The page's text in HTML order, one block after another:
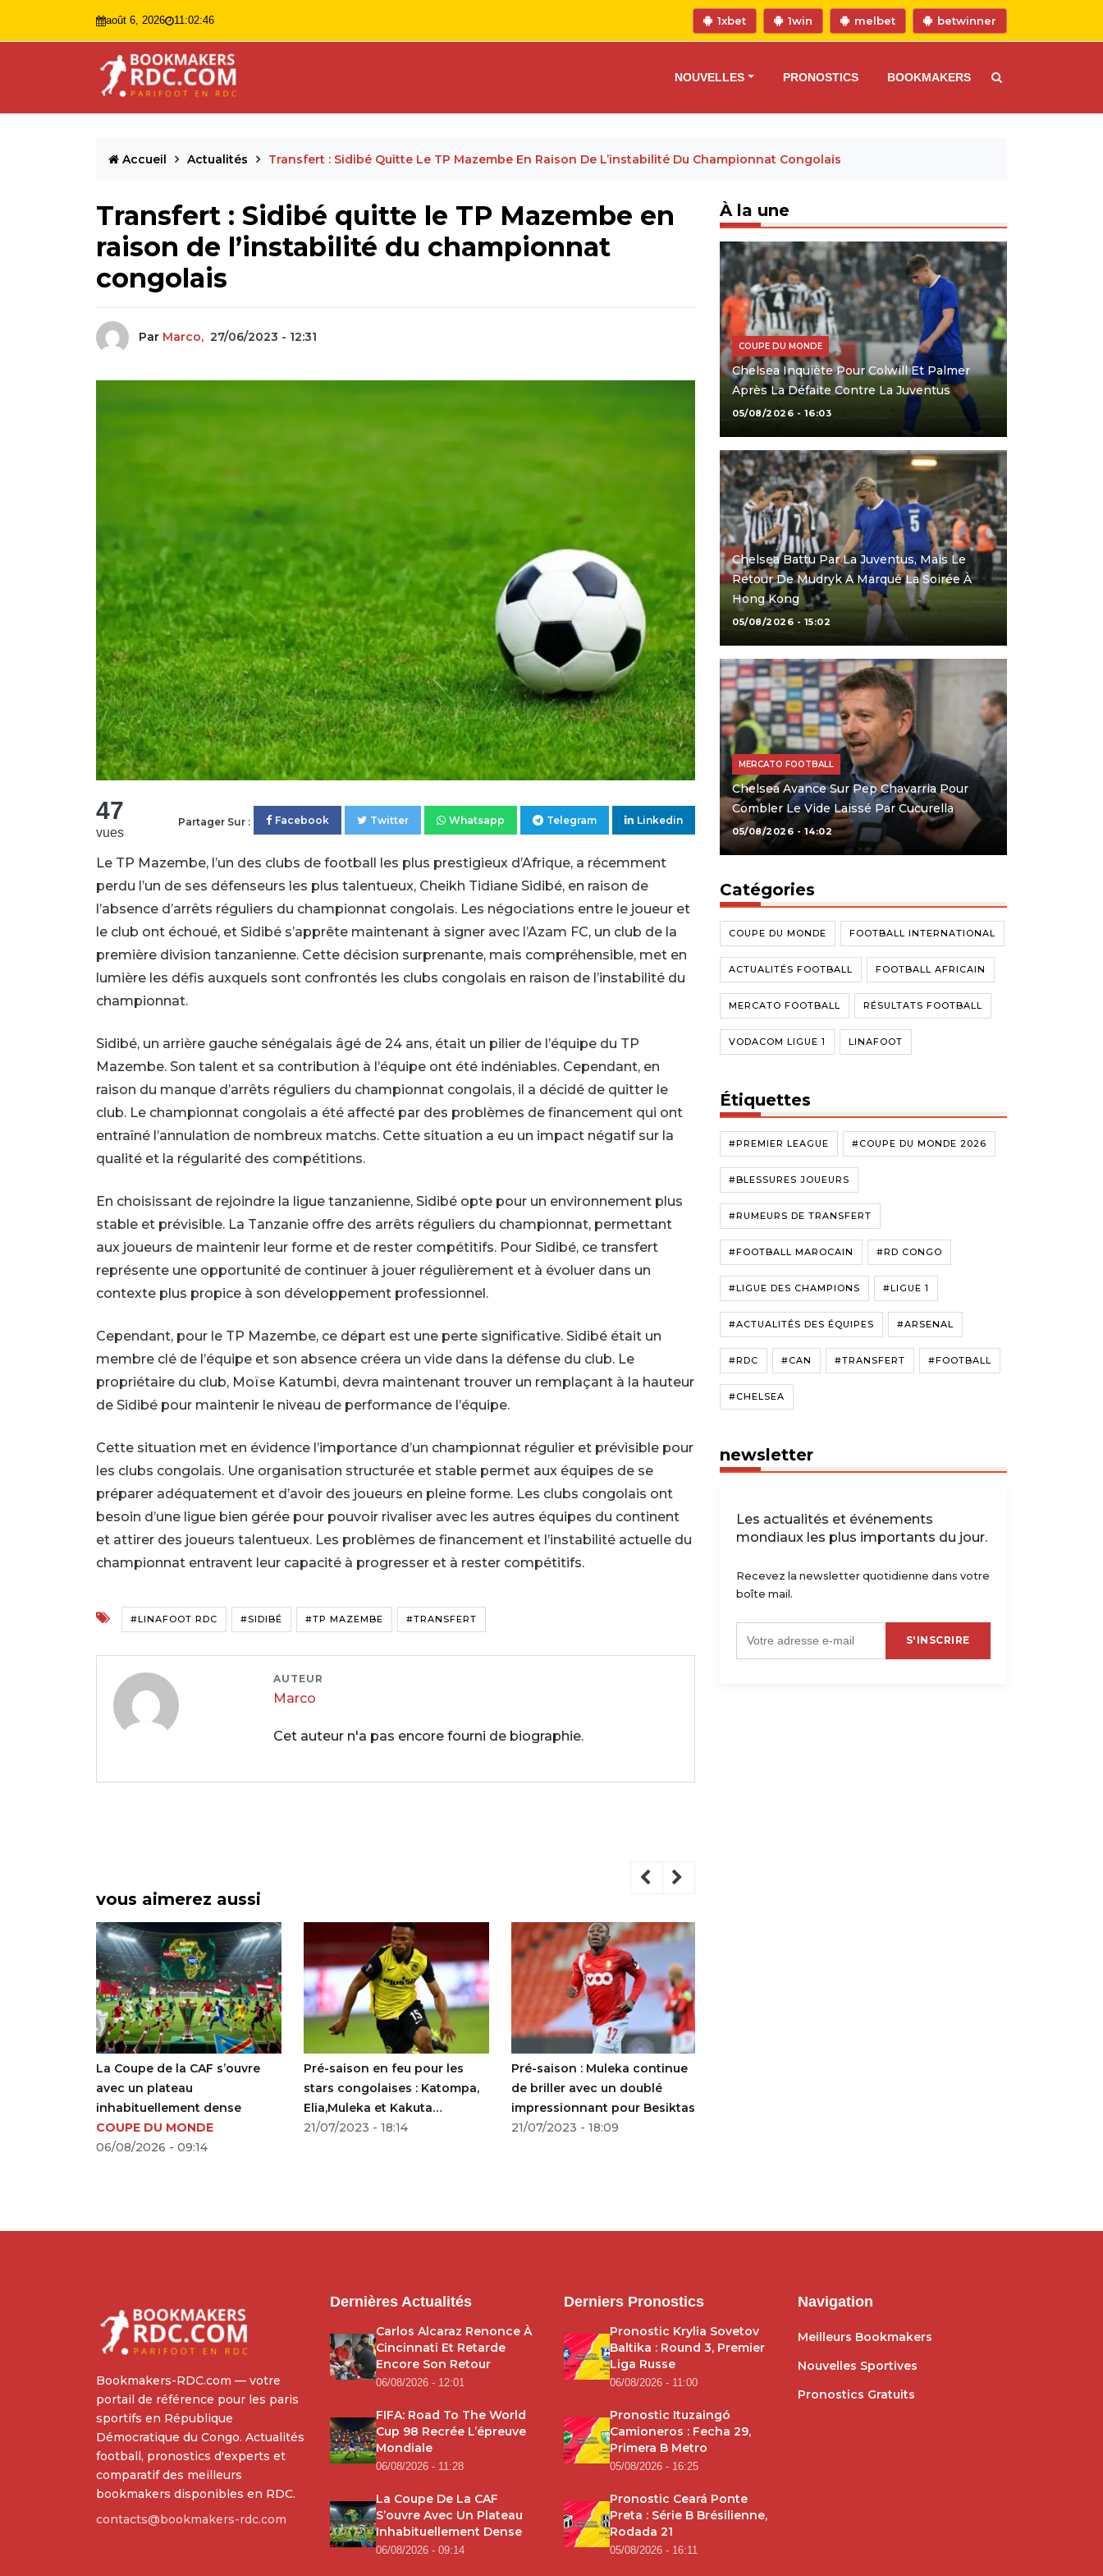
août 6, 2026 11:02:47 1xbet 1win melbet betwinner
NOUVELLES PRONOSTICS BOOKMAKERS
Accueil Actualités Transfert : Sidibé Quitte Le TP Mazembe En Raison De L’instabilité Du Championnat Congolais
Transfert : Sidibé quitte le TP Mazembe en
raison de l’instabilité du championnat
congolais
Par Marco, 27/06/2023 - 12:31
47
vues
Partager Sur : Facebook Twitter Whatsapp Telegram Linkedin
Le TP Mazembe, l’un des clubs de football les plus prestigieux d’Afrique, a récemment
perdu l’un de ses défenseurs les plus talentueux, Cheikh Tidiane Sidibé, en raison de
l’absence d’arrêts réguliers du championnat congolais. Les négociations entre le joueur et
le club ont échoué, et Sidibé s’apprête maintenant à signer avec l’Azam FC, un club de la
première division tanzanienne. Cette décision surprenante, mais compréhensible, met en
lumière les défis auxquels sont confrontés les clubs congolais en raison de l’instabilité du
championnat.
Sidibé, un arrière gauche sénégalais âgé de 24 ans, était un pilier de l’équipe du TP
Mazembe. Son talent et sa contribution à l’équipe ont été indéniables. Cependant, en
raison du manque d’arrêts réguliers du championnat congolais, il a décidé de quitter le
club. Le championnat congolais a été affecté par des problèmes de financement qui ont
entraîné l’annulation de nombreux matchs. Cette situation a eu un impact négatif sur la
qualité et la régularité des compétitions.
En choisissant de rejoindre la ligue tanzanienne, Sidibé opte pour un environnement plus
stable et prévisible. La Tanzanie offre des arrêts réguliers du championnat, permettant
aux joueurs de maintenir leur forme et de rester compétitifs. Pour Sidibé, ce transfert
représente une opportunité de continuer à jouer régulièrement et à évoluer dans un
contexte plus propice à son développement professionnel.
Cependant, pour le TP Mazembe, ce départ est une perte significative. Sidibé était un
membre clé de l’équipe et son absence créera un vide dans la défense du club. Le
propriétaire du club, Moïse Katumbi, devra maintenant trouver un remplaçant à la hauteur
de Sidibé pour maintenir le niveau de performance de l’équipe.
Cette situation met en évidence l’importance d’un championnat régulier et prévisible pour
les clubs congolais. Une organisation structurée et stable permet aux équipes de se
préparer adéquatement et d’avoir des joueurs en pleine forme. Les clubs congolais ont
besoin d’une ligue bien gérée pour pouvoir rivaliser avec les autres équipes du continent
et attirer des joueurs talentueux. Les problèmes de financement et l’instabilité actuelle du
championnat entravent leur capacité à progresser et à rester compétitifs.
#LINAFOOT RDC #SIDIBÉ #TP MAZEMBE #TRANSFERT
AUTEUR
Marco
Cet auteur n'a pas encore fourni de biographie.
vous aimerez aussi
La Coupe de la CAF s’ouvre
avec un plateau
inhabituellement dense
COUPE DU MONDE
06/08/2026 - 09:14
Pré-saison en feu pour les
stars congolaises : Katompa,
Elia,Muleka et Kakuta
marquent lors des matchs
21/07/2023 - 18:14
Pré-saison : Muleka continue
de briller avec un doublé
impressionnant pour Besiktas
21/07/2023 - 18:09
Mercato : Aldo Kalulu, un
Partisan Belgrade !
21/07/2023 - 15:14
À la une
COUPE DU MONDE
Chelsea Inquiète Pour Colwill Et Palmer
Après La Défaite Contre La Juventus
05/08/2026 - 16:03
Chelsea Battu Par La Juventus, Mais Le
Retour De Mudryk A Marqué La Soirée À
Hong Kong
05/08/2026 - 15:02
MERCATO FOOTBALL
Chelsea Avance Sur Pep Chavarria Pour
Combler Le Vide Laissé Par Cucurella
05/08/2026 - 14:02
Catégories
COUPE DU MONDE FOOTBALL INTERNATIONAL
ACTUALITÉS FOOTBALL FOOTBALL AFRICAIN
MERCATO FOOTBALL RÉSULTATS FOOTBALL
VODACOM LIGUE 1 LINAFOOT
Étiquettes
#PREMIER LEAGUE #COUPE DU MONDE 2026
#BLESSURES JOUEURS
#RUMEURS DE TRANSFERT
#FOOTBALL MAROCAIN #RD CONGO
#LIGUE DES CHAMPIONS #LIGUE 1
#ACTUALITÉS DES ÉQUIPES #ARSENAL
#RDC #CAN #TRANSFERT #FOOTBALL
#CHELSEA
newsletter
Les actualités et événements
mondiaux les plus importants du jour.
Recevez la newsletter quotidienne dans votre
boîte mail.
S'INSCRIRE
Bookmakers-RDC.com — votre
portail de référence pour les paris
sportifs en République
Démocratique du Congo. Actualités
football, pronostics d'experts et
comparatif des meilleurs
bookmakers disponibles en RDC.
contacts@bookmakers-rdc.com
Dernières Actualités
Carlos Alcaraz Renonce À
Cincinnati Et Retarde
Encore Son Retour
06/08/2026 - 12:01
FIFA: Road To The World
Cup 98 Recrée L’épreuve
Mondiale
06/08/2026 - 11:28
La Coupe De La CAF
S’ouvre Avec Un Plateau
Inhabituellement Dense
06/08/2026 - 09:14
Derniers Pronostics
Pronostic Krylia Sovetov
Baltika : Round 3, Premier
Liga Russe
06/08/2026 - 11:00
Pronostic Ituzaingó
Camioneros : Fecha 29,
Primera B Metro
05/08/2026 - 16:25
Pronostic Ceará Ponte
Preta : Série B Brésilienne,
Rodada 21
05/08/2026 - 16:11
Navigation
Meilleurs Bookmakers
Nouvelles Sportives
Pronostics Gratuits